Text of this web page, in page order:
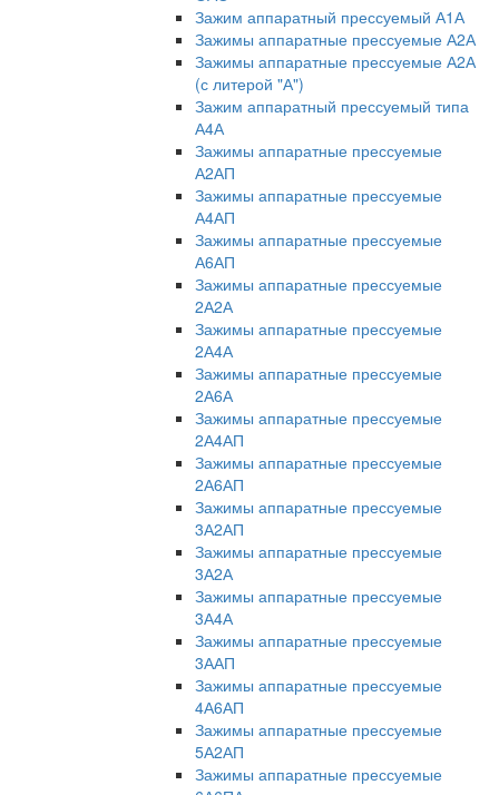
Зажим аппаратный прессуемый А1А
Зажимы аппаратные прессуемые А2А
Зажимы аппаратные прессуемые А2А
(с литерой "А")
Зажим аппаратный прессуемый типа
А4А
Зажимы аппаратные прессуемые
А2АП
Зажимы аппаратные прессуемые
А4АП
Зажимы аппаратные прессуемые
А6АП
Зажимы аппаратные прессуемые
2А2А
Зажимы аппаратные прессуемые
2А4А
Зажимы аппаратные прессуемые
2А6А
Зажимы аппаратные прессуемые
2А4АП
Зажимы аппаратные прессуемые
2А6АП
Зажимы аппаратные прессуемые
3А2АП
Зажимы аппаратные прессуемые
3А2А
Зажимы аппаратные прессуемые
3А4А
Зажимы аппаратные прессуемые
3ААП
Зажимы аппаратные прессуемые
4А6АП
Зажимы аппаратные прессуемые
5А2АП
Зажимы аппаратные прессуемые